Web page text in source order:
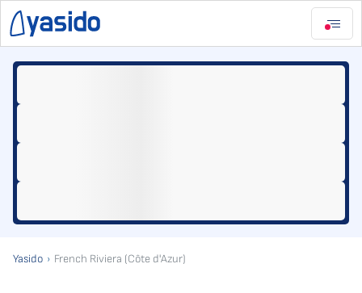
Yasido French Riviera (Côte d'Azur)